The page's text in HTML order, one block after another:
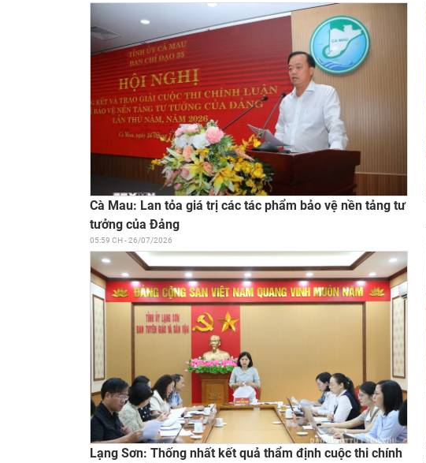
Cà Mau: Lan tỏa giá trị các tác phẩm bảo vệ nền tảng tư
tưởng của Đảng
05:59 CH - 26/07/2026
Lạng Sơn: Thống nhất kết quả thẩm định cuộc thi chính